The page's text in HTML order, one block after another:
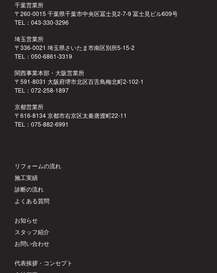
千葉営業所
〒260-0015 千葉県千葉市中央区冨士見2-7-9 冨士見ビル609号
TEL：043-330-3296
埼玉営業所
〒336-0021 埼玉県さいたま市南区別所5-15-2
TEL：050-6861-3319
関西事業本部・大阪営業所
〒591-8031 大阪府堺市北区百舌鳥梅北町2-102-1
TEL：072-258-1897
京都営業所
〒616-8134 京都市右京区太秦唐渡町22-11
TEL：075-882-6991
リフォームの流れ
施工実績
診断の流れ
よくある質問
お知らせ
スタッフ紹介
お問い合わせ
代表挨拶・コンセプト